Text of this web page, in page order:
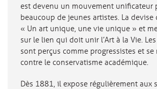
est devenu un mouvement unificateur
beaucoup de jeunes artistes. La devise
« Un art unique, une vie unique » et
sur le lien qui doit unir l’Art à la Vie.
sont perçus comme progressistes et
contre le conservatisme académique.
Dès 1881, il expose régulièrement aux